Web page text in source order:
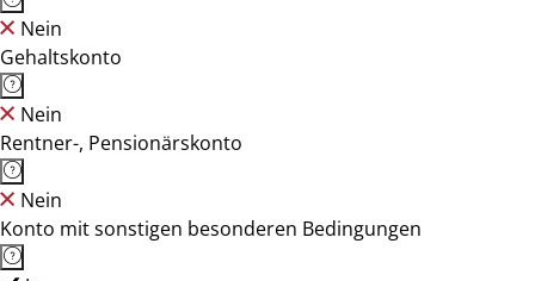
Nein
Gehaltskonto
Nein
Rentner-, Pensionärskonto
Nein
Konto mit sonstigen besonderen Bedingungen